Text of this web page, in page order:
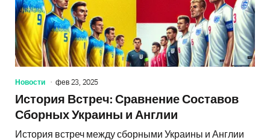
Новости фев 23, 2025
История Встреч: Сравнение Составов
Сборных Украины и Англии
История встреч между сборными Украины и Англии